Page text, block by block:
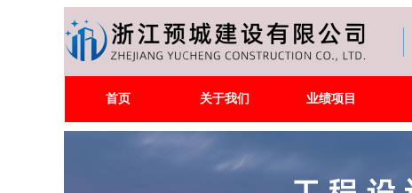
首页 关于我们 业绩项目